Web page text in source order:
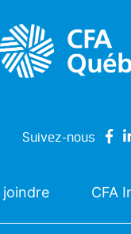
Suivez-nous
joindre CFA